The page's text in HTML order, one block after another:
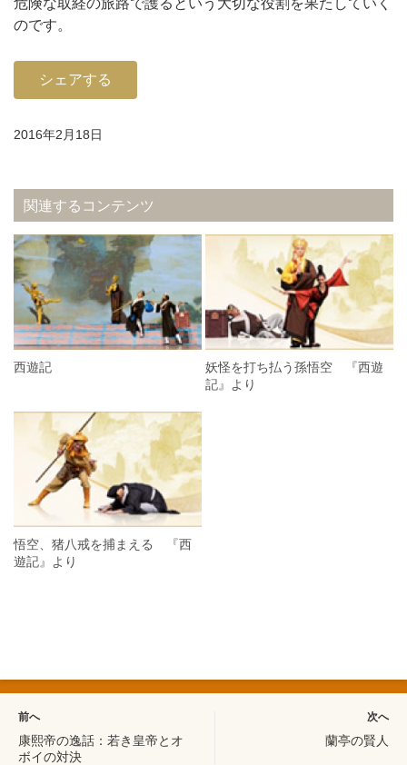
のです。
シェアする
2016年2月18日
関連するコンテンツ
西遊記
妖怪を打ち払う孫悟空 『西遊
記』より
悟空、猪八戒を捕まえる 『西
遊記』より
前へ
康熙帝の逸話：若き皇帝とオ
ボイの対決
次へ
蘭亭の賢人